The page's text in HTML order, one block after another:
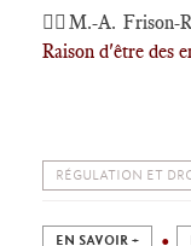
🕴🏻M.-A. Frison-
Raison d'être des
RÉGULATION ET
EN SAVOIR +